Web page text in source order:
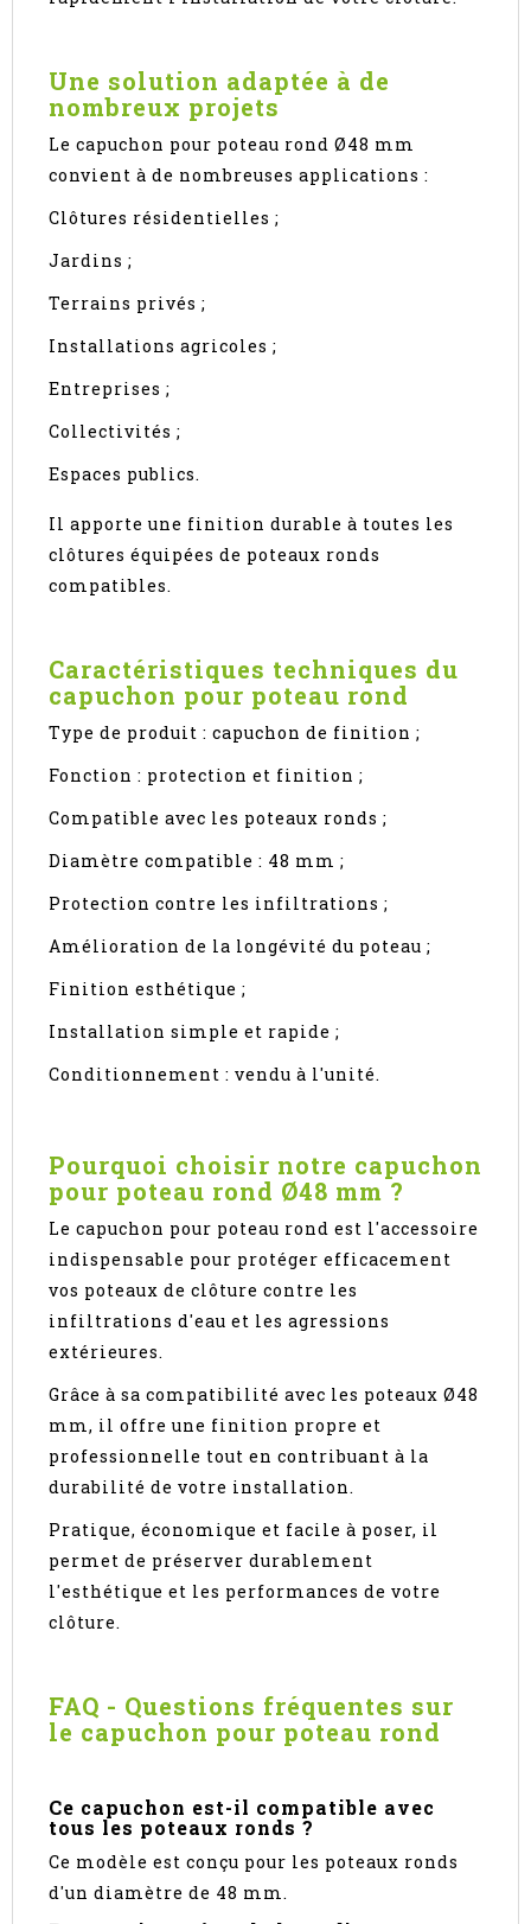
Une solution adaptée à de
nombreux projets
Le capuchon pour poteau rond Ø48 mm
convient à de nombreuses applications :
Clôtures résidentielles ;
Jardins ;
Terrains privés ;
Installations agricoles ;
Entreprises ;
Collectivités ;
Espaces publics.
Il apporte une finition durable à toutes les
clôtures équipées de poteaux ronds
compatibles.
Caractéristiques techniques du
capuchon pour poteau rond
Type de produit : capuchon de finition ;
Fonction : protection et finition ;
Compatible avec les poteaux ronds ;
Diamètre compatible : 48 mm ;
Protection contre les infiltrations ;
Amélioration de la longévité du poteau ;
Finition esthétique ;
Installation simple et rapide ;
Conditionnement : vendu à l'unité.
Pourquoi choisir notre capuchon
pour poteau rond Ø48 mm ?
Le capuchon pour poteau rond est l'accessoire
indispensable pour protéger efficacement
vos poteaux de clôture contre les
infiltrations d'eau et les agressions
extérieures.
Grâce à sa compatibilité avec les poteaux Ø48
mm, il offre une finition propre et
professionnelle tout en contribuant à la
durabilité de votre installation.
Pratique, économique et facile à poser, il
permet de préserver durablement
l'esthétique et les performances de votre
clôture.
FAQ - Questions fréquentes sur
le capuchon pour poteau rond
Ce capuchon est-il compatible avec
tous les poteaux ronds ?
Ce modèle est conçu pour les poteaux ronds
d'un diamètre de 48 mm.